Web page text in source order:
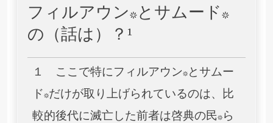
フィルアウン*とサムード*
の（話は）？¹
１ ここで特にフィルアウン*とサムー
ド*だけが取り上げられているのは、比
較的後代に滅亡した前者は啓典の民*ら